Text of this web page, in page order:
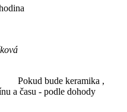
= volná hodina
3.ročník
hodin
keramika ,
a času - podle dohody